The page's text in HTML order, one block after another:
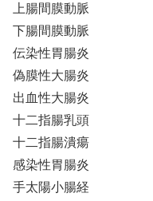
上腸間膜動脈
下腸間膜動脈
伝染性胃腸炎
偽膜性大腸炎
出血性大腸炎
十二指腸乳頭
十二指腸潰瘍
感染性胃腸炎
手太陽小腸経